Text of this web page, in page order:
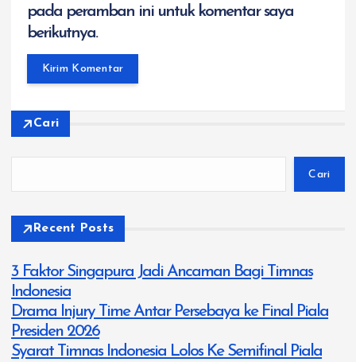
pada peramban ini untuk komentar saya
berikutnya.
Cari
Cari
Recent Posts
3 Faktor Singapura Jadi Ancaman Bagi Timnas
Indonesia
Drama Injury Time Antar Persebaya ke Final Piala
Presiden 2026
Syarat Timnas Indonesia Lolos Ke Semifinal Piala